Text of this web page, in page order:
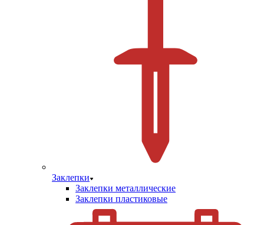
Заклепки
Заклепки металлические
Заклепки пластиковые